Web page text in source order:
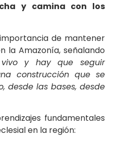
y camina con los
de mantener
la Amazonía, señalando
y hay que seguir
construcción que se
desde las bases, desde
fundamentales
en la región: